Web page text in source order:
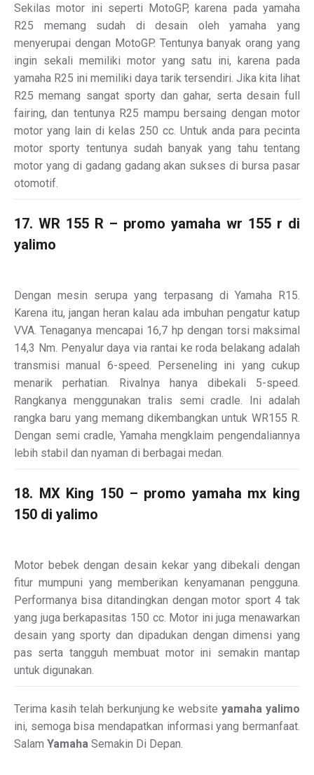
Sekilas motor ini seperti MotoGP, karena pada yamaha
R25 memang sudah di desain oleh yamaha yang
menyerupai dengan MotoGP. Tentunya banyak orang yang
ingin sekali memiliki motor yang satu ini, karena pada
yamaha R25 ini memiliki daya tarik tersendiri. Jika kita lihat
R25 memang sangat sporty dan gahar, serta desain full
fairing, dan tentunya R25 mampu bersaing dengan motor
motor yang lain di kelas 250 cc. Untuk anda para pecinta
motor sporty tentunya sudah banyak yang tahu tentang
motor yang di gadang gadang akan sukses di bursa pasar
otomotif.
17. WR 155 R – promo yamaha wr 155 r di
yalimo
Dengan mesin serupa yang terpasang di Yamaha R15.
Karena itu, jangan heran kalau ada imbuhan pengatur katup
VVA. Tenaganya mencapai 16,7 hp dengan torsi maksimal
14,3 Nm. Penyalur daya via rantai ke roda belakang adalah
transmisi manual 6-speed. Perseneling ini yang cukup
menarik perhatian. Rivalnya hanya dibekali 5-speed.
Rangkanya menggunakan tralis semi cradle. Ini adalah
rangka baru yang memang dikembangkan untuk WR155 R.
Dengan semi cradle, Yamaha mengklaim pengendaliannya
lebih stabil dan nyaman di berbagai medan.
18. MX King 150 – promo yamaha mx king
150 di yalimo
Motor bebek dengan desain kekar yang dibekali dengan
fitur mumpuni yang memberikan kenyamanan pengguna.
Performanya bisa ditandingkan dengan motor sport 4 tak
yang juga berkapasitas 150 cc. Motor ini juga menawarkan
desain yang sporty dan dipadukan dengan dimensi yang
pas serta tangguh membuat motor ini semakin mantap
untuk digunakan.
Terima kasih telah berkunjung ke websiteyamaha yalimo
ini, semoga bisa mendapatkan informasi yang bermanfaat.
Salam Yamaha Semakin Di Depan.